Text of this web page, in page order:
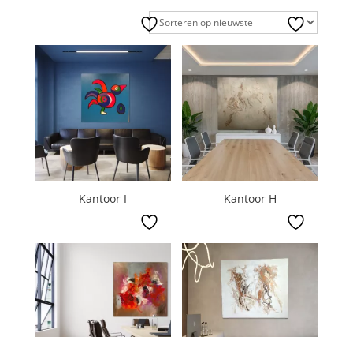
op
nieuwste
Kantoor I Kantoor H